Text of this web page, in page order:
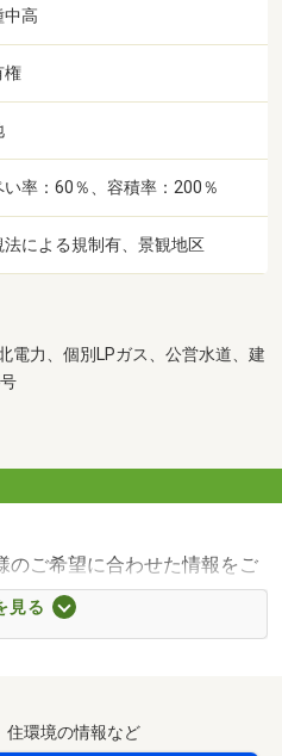
中高
権
い率：60％、容積率：200％
法による規制有、景観地区
力、個別LPガス、公営水道、建
のご希望に合わせた情報をご
ご案内します
見る
住環境の情報など